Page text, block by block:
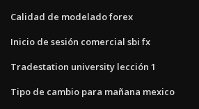
Calidad de modelado forex
Inicio de sesión comercial sbi fx
Tradestation university lección 1
Tipo de cambio para mañana mexico